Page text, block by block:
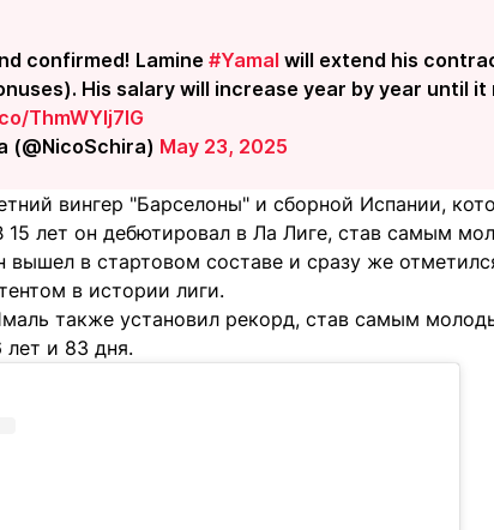
confirmed! Lamine #Yamal will extend his
His salary will increase year by year until it
ThmWYlj7lG
(@NicoSchira) May 23, 2025
вингер "Барселоны" и сборной Испании,
15 лет он дебютировал в Ла Лиге, став самым
вышел в стартовом составе и сразу же
в истории лиги.
также установил рекорд, став самым
лет и 83 дня.